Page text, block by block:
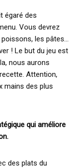
égaré des
Vous devrez
les pâtes…
! Le but du jeu est
nous aurons
Attention,
mains des plus
qui améliore
des plats du